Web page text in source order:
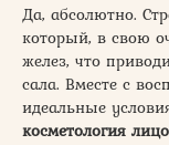
Да, абсолютно.
который, в свою
желез, что
сала. Вместе с
идеальные
косметология лицо